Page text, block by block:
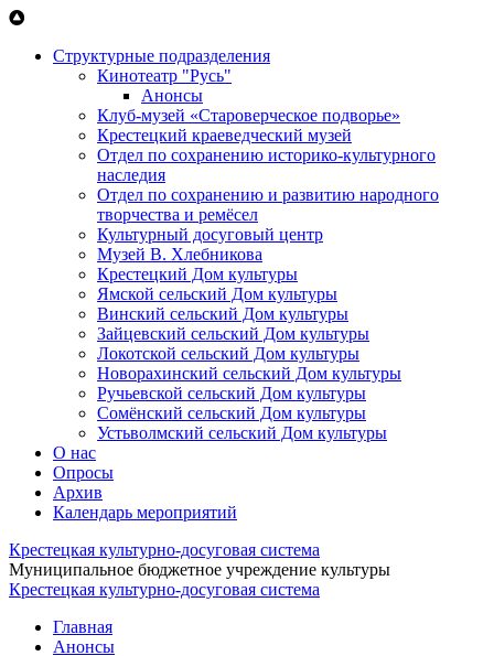
Перейти к основному содержанию
Структурные подразделения
Кинотеатр "Русь"
Анонсы
Клуб-музей «Староверческое подворье»
Крестецкий краеведческий музей
Отдел по сохранению историко-культурного
наследия
Отдел по сохранению и развитию народного
творчества и ремёсел
Культурный досуговый центр
Музей В. Хлебникова
Крестецкий Дом культуры
Ямской сельский Дом культуры
Винский сельский Дом культуры
Зайцевский сельский Дом культуры
Локотской сельский Дом культуры
Новорахинский сельский Дом культуры
Ручьевской сельский Дом культуры
Сомёнский сельский Дом культуры
Устьволмский сельский Дом культуры
О нас
Опросы
Архив
Календарь мероприятий
Крестецкая культурно-досуговая система
Муниципальное бюджетное учреждение культуры
Крестецкая культурно-досуговая система
Главная
Анонсы